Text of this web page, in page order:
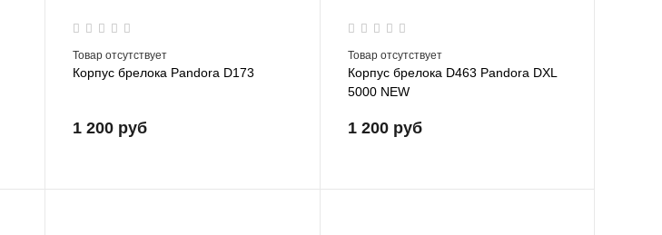
Товар отсутствует
Корпус брелока Pandora D173
1 200 руб
Товар отсутствует
Корпус брелока D463 Pandora DXL
5000 NEW
1 200 руб